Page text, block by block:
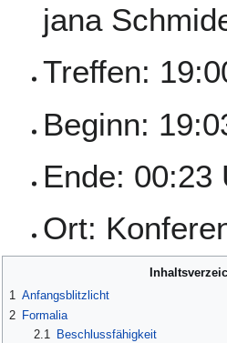
jana
Treffen:
Beginn:
Ende: 00:23
Ort:
1
Anfangsblitzlicht
2 Formalia
2.1
Beschlussfähigkeit